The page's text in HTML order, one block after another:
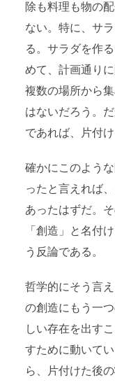
除も料理も物の
ない。特に、サ
る。サラダを作
めて、計画通り
複数の場所から
はないだろう。
であれば、片付
確かにこのよう
ったと言えれば
あったはずだ。
「創造」と名付
う反論である。
哲学的にそう言
の創造にもう一
しい存在を出す
すために動いて
ら、片付けた後